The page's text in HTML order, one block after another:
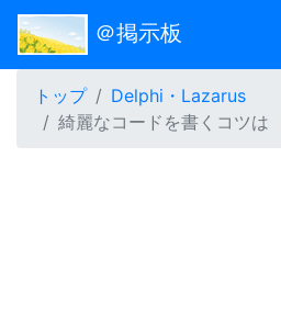
＠掲示板
トップ
Delphi・Lazarus
綺麗なコードを書くコツは